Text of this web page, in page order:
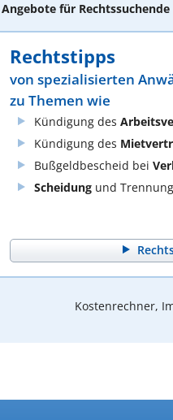
Angebote für Rechtssuchende
Rechtstipps
von spezialisierten
zu Themen wie
Kündigung des
Kündigung des
Bußgeldbescheid bei
Scheidung und
Kostenrechner,